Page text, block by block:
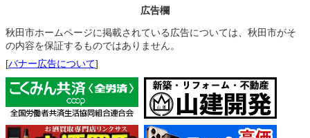
広告欄
秋田市ホームページに掲載されている広告については、秋田市がそ
の内容を保証するものではありません。
[バナー広告について]